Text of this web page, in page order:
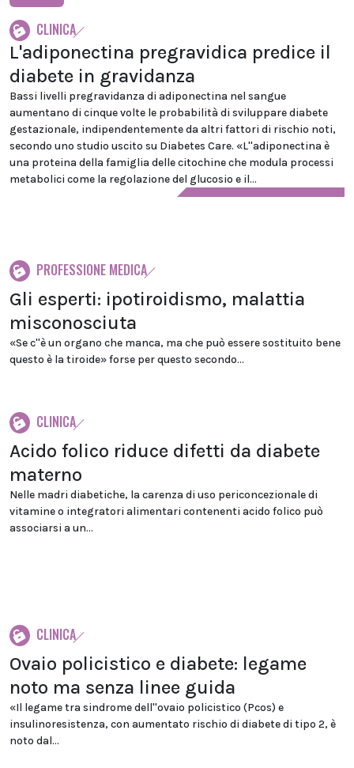
CLINICA
L'adiponectina pregravidica predice il
diabete in gravidanza
Bassi livelli pregravidanza di adiponectina nel sangue
aumentano di cinque volte le probabilità di sviluppare diabete
gestazionale, indipendentemente da altri fattori di rischio noti,
secondo uno studio uscito su Diabetes Care. «L''adiponectina è
una proteina della famiglia delle citochine che modula processi
metabolici come la regolazione del glucosio e il...
PROFESSIONE MEDICA
Gli esperti: ipotiroidismo, malattia
misconosciuta
«Se c''è un organo che manca, ma che può essere sostituito bene
questo è la tiroide» forse per questo secondo...
CLINICA
Acido folico riduce difetti da diabete
materno
Nelle madri diabetiche, la carenza di uso periconcezionale di
vitamine o integratori alimentari contenenti acido folico può
associarsi a un...
CLINICA
Ovaio policistico e diabete: legame
noto ma senza linee guida
«Il legame tra sindrome dell''ovaio policistico (Pcos) e
insulinoresistenza, con aumentato rischio di diabete di tipo 2, è
noto dal...